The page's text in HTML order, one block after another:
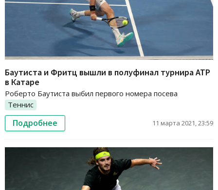
Баутиста и Фритц вышли в полуфинал турнира АТР
в Катаре
Роберто Баутиста выбил первого номера посева
Теннис
Подробнее 11 марта 2021, 23:59